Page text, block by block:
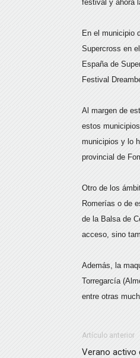
festival y ahora
En el municipio
Supercross en
España de
Festival
Al margen de
estos
municipios y lo
provincial de
Otro de los
Romerías o de
de la Balsa de
acceso, sino
Además, la
Torregarcía
entre otras
Artículo anterior
Verano activo